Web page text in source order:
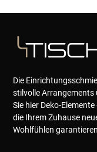
Die
stilvolle Arrangements
Sie hier Deko-
die Ihrem Zuhause
Wohlfühlen